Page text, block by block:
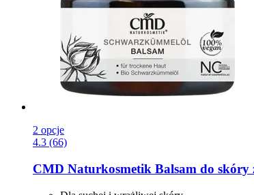
2 opcje
4.3 (66)
CMD Naturkosmetik Balsam do skóry